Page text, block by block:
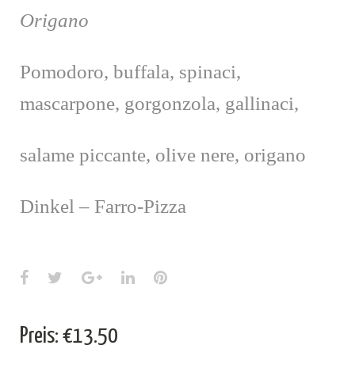
Origano
Pomodoro, buffala, spinaci,
mascarpone, gorgonzola, gallinaci,
salame piccante, olive nere, origano
Dinkel – Farro-Pizza
Facebook
TwitterGoogle+LinkedInPinterest
Preis: €13.50